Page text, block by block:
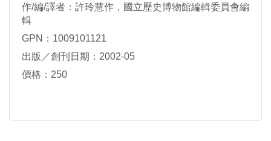
作/編/譯者：許玲慧作，國立歷史博物館編輯委員會編
輯
GPN：1009101121
出版／創刊日期：2002-05
價格：250